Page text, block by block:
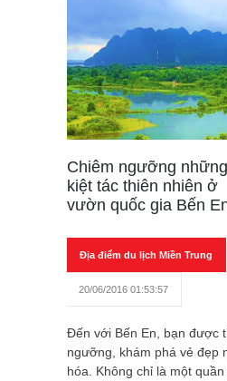
Chiêm ngưỡng những
kiệt tác thiên nhiên ở
vườn quốc gia Bến
Địa điểm du lịch Miền Trung
20/06/2016 01:53:57
Đến với Bến En, bạn được
ngưỡng, khám phá vẻ đẹp
hóa. Không chỉ là một quần